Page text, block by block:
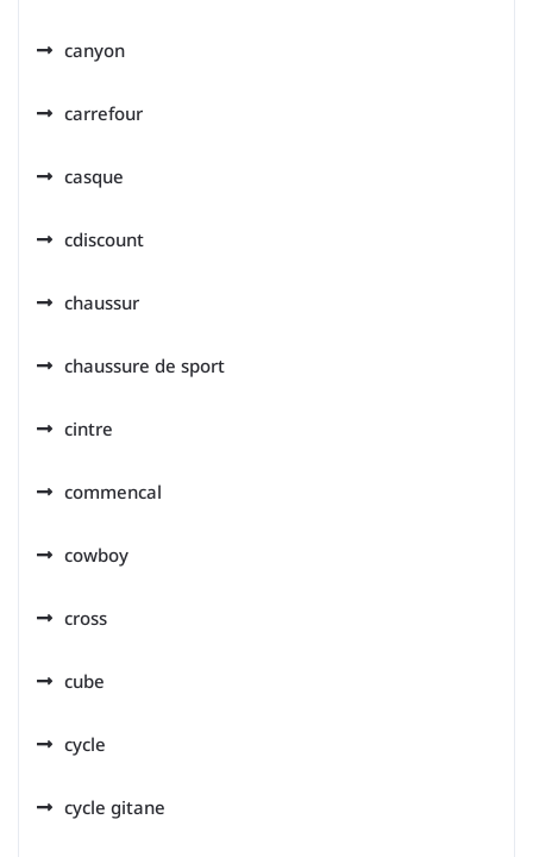
canyon
carrefour
casque
cdiscount
chaussur
chaussure de sport
cintre
commencal
cowboy
cross
cube
cycle
cycle gitane